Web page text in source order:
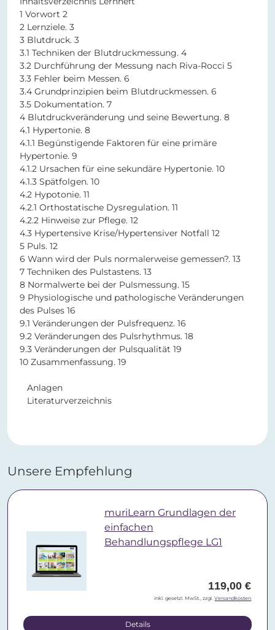
1 Vorwort 2
2 Lernziele. 3
3 Blutdruck. 3
3.1 Techniken der Blutdruckmessung. 4
3.2 Durchführung der Messung nach Riva-Rocci 5
3.3 Fehler beim Messen. 6
3.4 Grundprinzipien beim Blutdruckmessen. 6
3.5 Dokumentation. 7
4 Blutdruckveränderung und seine Bewertung. 8
4.1 Hypertonie. 8
4.1.1 Begünstigende Faktoren für eine primäre
Hypertonie. 9
4.1.2 Ursachen für eine sekundäre Hypertonie. 10
4.1.3 Spätfolgen. 10
4.2 Hypotonie. 11
4.2.1 Orthostatische Dysregulation. 11
4.2.2 Hinweise zur Pflege. 12
4.3 Hypertensive Krise/Hypertensiver Notfall 12
5 Puls. 12
6 Wann wird der Puls normalerweise gemessen?. 13
7 Techniken des Pulstastens. 13
8 Normalwerte bei der Pulsmessung. 15
9 Physiologische und pathologische Veränderungen
des Pulses 16
9.1 Veränderungen der Pulsfrequenz. 16
9.2 Veränderungen des Pulsrhythmus. 18
9.3 Veränderungen der Pulsqualität 19
10 Zusammenfassung. 19
Anlagen
Literaturverzeichnis
Unsere Empfehlung
muriLearn Grundlagen der
einfachen
Behandlungspflege LG1
119,00 €
inkl. gesetzl. MwSt., zzgl.Versandkosten
Details